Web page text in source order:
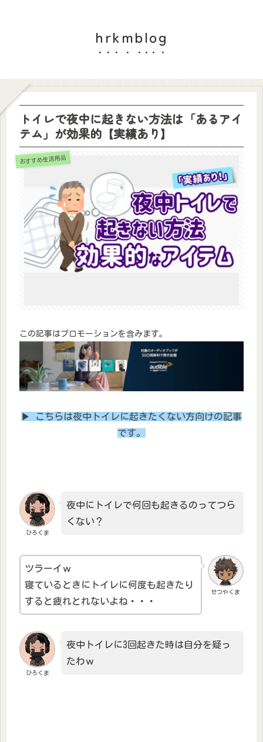
hrkmblog
トイレで夜中に起きない方法は「あるアイ
テム」が効果的【実績あり】
おすすめ生活用品
この記事はプロモーションを含みます。
▶ こちらは夜中トイレに起きたくない方向けの記事
です。
ひろくま
夜中にトイレで何回も起きるのってつら
くない？
せつやくま
ツラーイｗ
寝ているときにトイレに何度も起きたり
すると疲れとれないよね・・・
ひろくま
夜中トイレに3回起きた時は自分を疑っ
たわｗ